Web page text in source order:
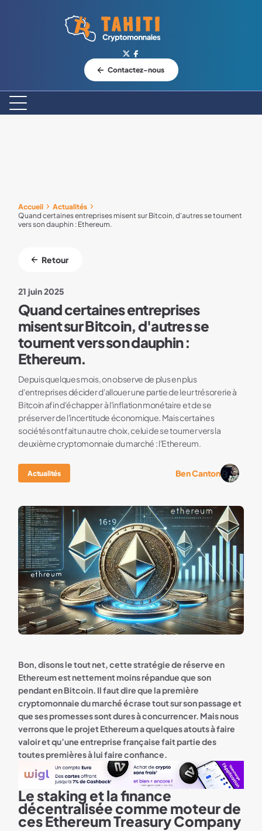
Logo Tahiti-Cryptomonnaies.com
Contactez-nous
Accueil
Actualités
Quand certaines entreprises misent sur Bitcoin, d'autres se tournent
vers son dauphin : Ethereum.
Retour
21 juin 2025
Quand certaines entreprises
misent sur Bitcoin, d'autres se
tournent vers son dauphin :
Ethereum.
Depuis quelques mois, on observe de plus en plus
d'entreprises décider d'allouer une partie de leur trésorerie à
Bitcoin afin d'échapper à l'inflation monétaire et de se
préserver de l'incertitude économique. Mais certaines
sociétés ont fait un autre choix, celui de se tourner vers la
deuxième cryptomonnaie du marché : l'Ethereum.
Actualités Ben Canton
Bon, disons le tout net, cette stratégie de réserve en
Ethereum est nettement moins répandue que son
pendant en Bitcoin. Il faut dire que la première
cryptomonnaie du marché écrase tout sur son passage et
que ses promesses sont dures à concurrencer. Mais nous
verrons que le projet Ethereum a quelques atouts à faire
valoir et qu’une entreprise française fait partie des
toutes premières à lui faire confiance.
WIGL
Le staking et la finance
décentralisée comme moteur de
ces Ethereum Treasury Company